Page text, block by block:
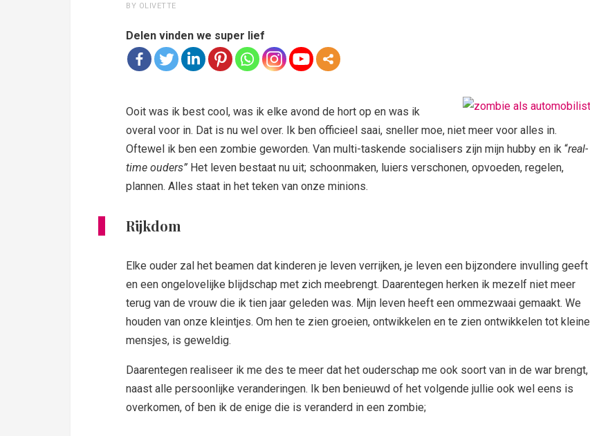
BY OLIVETTE
Delen vinden we super lief
Ooit was ik best cool, was ik elke avond de hort op en was ik
overal voor in. Dat is nu wel over. Ik ben officieel saai, sneller moe, niet meer voor alles in.
Oftewel ik ben een zombie geworden. Van multi-taskende socialisers zijn mijn hubby en ik “real-
time ouders” Het leven bestaat nu uit; schoonmaken, luiers verschonen, opvoeden, regelen,
plannen. Alles staat in het teken van onze minions.
Rijkdom
Elke ouder zal het beamen dat kinderen je leven verrijken, je leven een bijzondere invulling geeft
en een ongelovelijke blijdschap met zich meebrengt. Daarentegen herken ik mezelf niet meer
terug van de vrouw die ik tien jaar geleden was. Mijn leven heeft een ommezwaai gemaakt. We
houden van onze kleintjes. Om hen te zien groeien, ontwikkelen en te zien ontwikkelen tot kleine
mensjes, is geweldig.
Daarentegen realiseer ik me des te meer dat het ouderschap me ook soort van in de war brengt,
naast alle persoonlijke veranderingen. Ik ben benieuwd of het volgende jullie ook wel eens is
overkomen, of ben ik de enige die is veranderd in een zombie;